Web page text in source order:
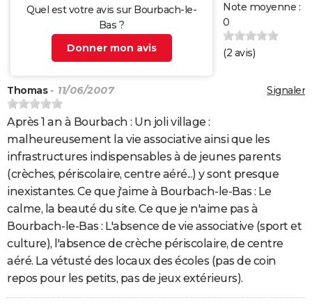
Quel est votre avis sur Bourbach-le-
Bas ?
Donner mon avis
Note moyenne :
0
(2 avis)
Signaler
Thomas- 11/06/2007
Après 1 an à Bourbach : Un joli village :
malheureusement la vie associative ainsi que les
infrastructures indispensables à de jeunes parents
(crèches, périscolaire, centre aéré...) y sont presque
inexistantes. Ce que j'aime à Bourbach-le-Bas : Le
calme, la beauté du site. Ce que je n'aime pas à
Bourbach-le-Bas : L'absence de vie associative (sport et
culture), l'absence de crèche périscolaire, de centre
aéré. La vétusté des locaux des écoles (pas de coin
repos pour les petits, pas de jeux extérieurs).